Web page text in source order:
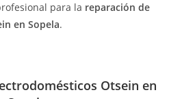
para la reparación de
en Sopela.
Otsein en